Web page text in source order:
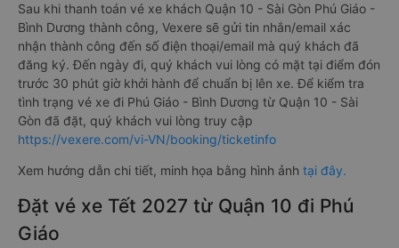
Sau khi thanh toán vé xe khách Quận 10 - Sài Gòn Phú Giáo -
Bình Dương thành công, Vexere sẽ gửi tin nhắn/email xác
nhận thành công đến số điện thoại/email mà quý khách đã
đăng ký. Đến ngày đi, quý khách vui lòng có mặt tại điểm đón
trước 30 phút giờ khởi hành để chuẩn bị lên xe. Để kiểm tra
tình trạng vé xe đi Phú Giáo - Bình Dương từ Quận 10 - Sài
Gòn đã đặt, quý khách vui lòng truy cập
https://vexere.com/vi-VN/booking/ticketinfo
Xem hướng dẫn chi tiết, minh họa bằng hình ảnh tại đây.
Đặt vé xe Tết 2027 từ Quận 10 đi Phú
Giáo